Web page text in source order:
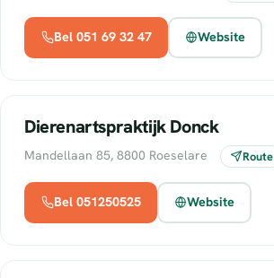
Bel 051 69 32 47 Website
Dierenartspraktijk Donck
Mandellaan 85, 8800 Roeselare Route
Bel 051250525 Website